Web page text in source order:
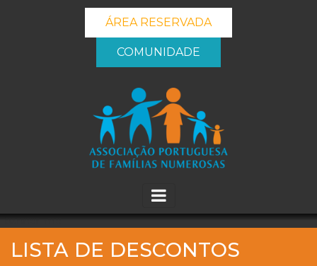
ÁREA RESERVADA
COMUNIDADE
_banner_me_
LISTA DE DESCONTOS